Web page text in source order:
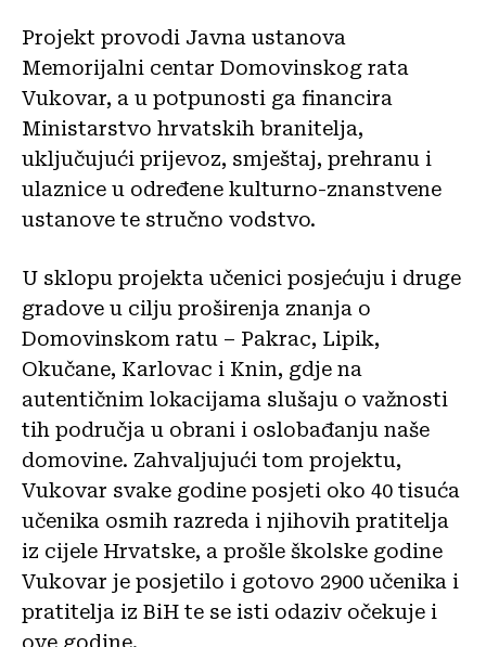
Projekt provodi Javna ustanova
Memorijalni centar Domovinskog rata
Vukovar, a u potpunosti ga financira
Ministarstvo hrvatskih branitelja,
uključujući prijevoz, smještaj, prehranu i
ulaznice u određene kulturno-znanstvene
ustanove te stručno vodstvo.
U sklopu projekta učenici posjećuju i druge
gradove u cilju proširenja znanja o
Domovinskom ratu – Pakrac, Lipik,
Okučane, Karlovac i Knin, gdje na
autentičnim lokacijama slušaju o važnosti
tih područja u obrani i oslobađanju naše
domovine. Zahvaljujući tom projektu,
Vukovar svake godine posjeti oko 40 tisuća
učenika osmih razreda i njihovih pratitelja
iz cijele Hrvatske, a prošle školske godine
Vukovar je posjetilo i gotovo 2900 učenika i
pratitelja iz BiH te se isti odaziv očekuje i
ove godine.